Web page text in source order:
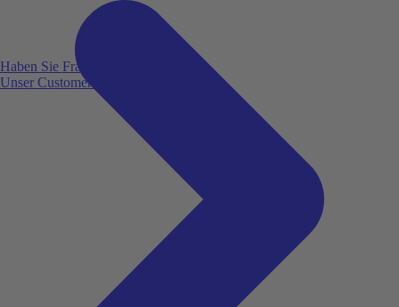
Haben Sie Fragen?
Unser Customer Service ist für Sie da!